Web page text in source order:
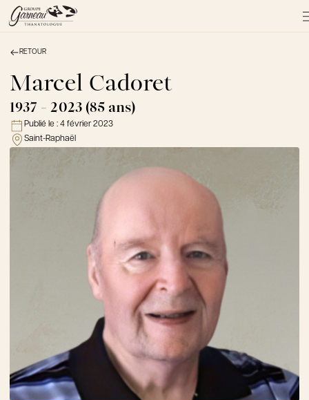
À PROPOS
NOS SERVICES
NOS PRODUITS
NOTRE ÉQUIPE
NOS SALONS
AVIS DE DÉCÈS
RETOUR
Marcel Cadoret
1937 - 2023 (85 ans)
Publié le : 4 février 2023
Saint-Raphaël